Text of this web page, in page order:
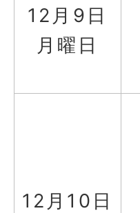
12月9日
月曜日
12月10日